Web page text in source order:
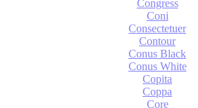
Congress
Coni
Consectetuer
Contour
Conus Black
Conus White
Copita
Coppa
Core